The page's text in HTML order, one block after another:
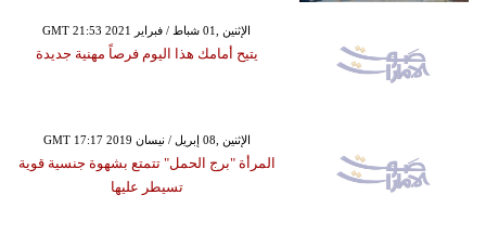
GMT 21:53 2021 الإثنين ,01 شباط / فبراير
يتيح أمامك هذا اليوم فرصاً مهنية جديدة
GMT 17:17 2019 الإثنين ,08 إبريل / نيسان
المرأة "برج الحمل" تتمتع بشهوة جنسية قوية
تسيطر عليها